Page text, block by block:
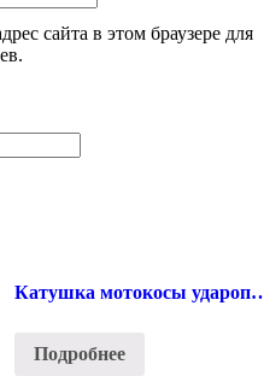
сайта в этом браузере для
Катушка
Подробнее